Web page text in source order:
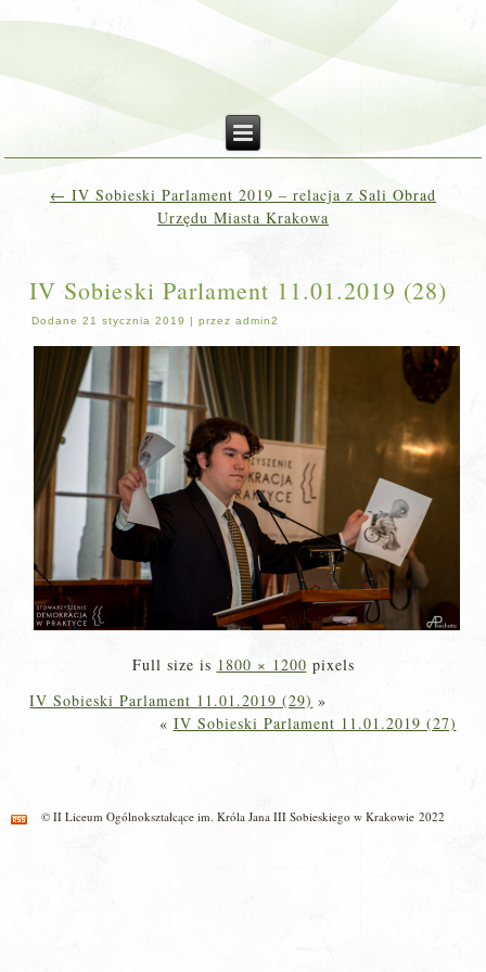
← IV Sobieski Parlament 2019 – relacja z Sali Obrad
Urzędu Miasta Krakowa
IV Sobieski Parlament 11.01.2019 (28)
Dodane 21 stycznia 2019 |przez admin2
Full size is 1800 × 1200 pixels
IV Sobieski Parlament 11.01.2019 (29) »
« IV Sobieski Parlament 11.01.2019 (27)
© II Liceum Ogólnokształcące im. Króla Jana III Sobieskiego w Krakowie 2022